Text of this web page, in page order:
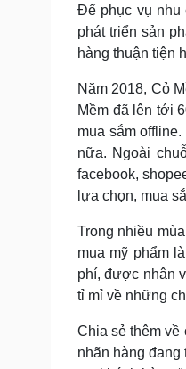
Để phục vụ nhu
phát triển sản
hàng thuận tiện
Năm 2018, Cỏ
Mềm đã lên tới
mua sắm
nữa. Ngoài
facebook,
lựa chọn, mua
Trong nhiều
mua mỹ phẩm
phí, được nhân
tỉ mỉ về những
Chia sẻ thêm về
nhãn hàng đang